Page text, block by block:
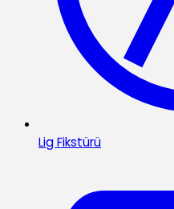
Lig Fikstürü